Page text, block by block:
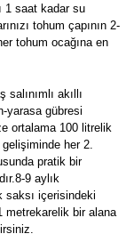
1 saat kadar su
tohum çapının 2-
tohum ocağına en
akıllı
yarasa gübresi
ortalama 100 litrelik
her 2.
pratik bir
9 aylık
saksı içerisindeki
metrekarelik bir alana